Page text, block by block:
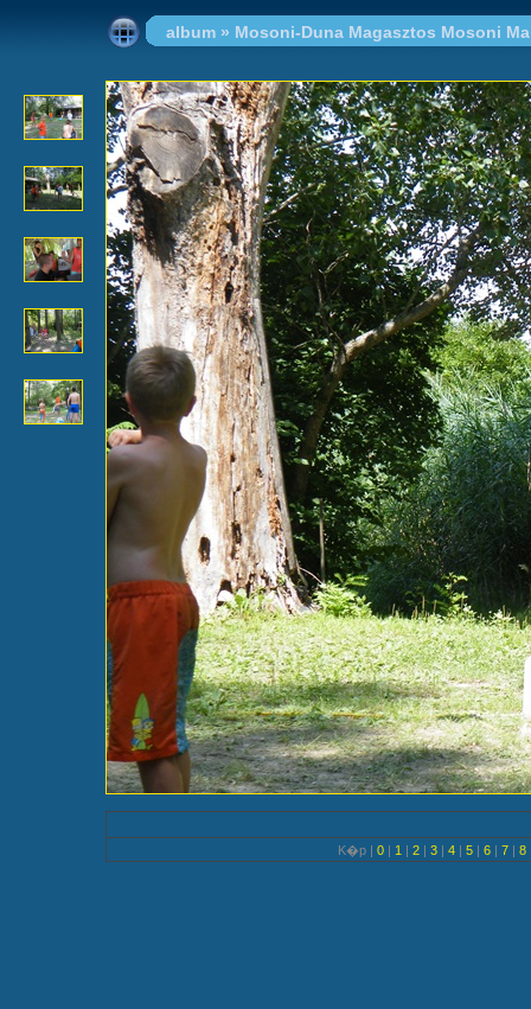
album » Mosoni-Duna Magasztos Mosoni
K�p | 0 | 1 | 2 | 3 | 4 | 5 | 6 | 7 | 8